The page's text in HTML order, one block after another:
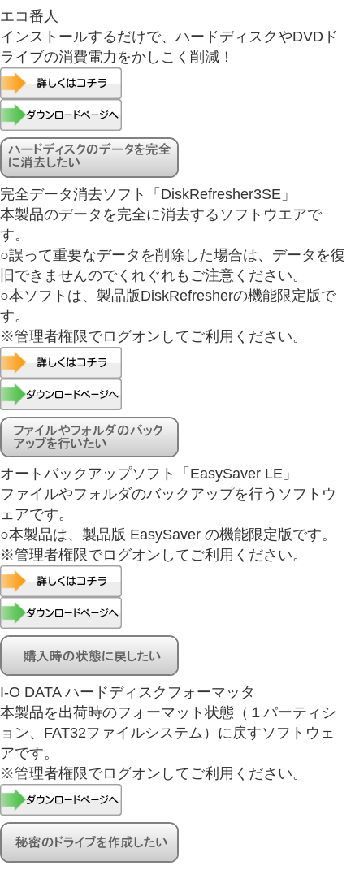
エコ番人
インストールするだけで、ハードディスクやDVDド
ライブの消費電力をかしこく削減！
完全データ消去ソフト「DiskRefresher3SE」
本製品のデータを完全に消去するソフトウエアで
す。
○誤って重要なデータを削除した場合は、データを復
旧できませんのでくれぐれもご注意ください。
○本ソフトは、製品版DiskRefresherの機能限定版で
す。
※管理者権限でログオンしてご利用ください。
オートバックアップソフト「EasySaver LE」
ファイルやフォルダのバックアップを行うソフトウ
ェアです。
○本製品は、製品版 EasySaver の機能限定版です。
※管理者権限でログオンしてご利用ください。
I-O DATA ハードディスクフォーマッタ
本製品を出荷時のフォーマット状態（１パーティシ
ョン、FAT32ファイルシステム）に戻すソフトウェ
アです。
※管理者権限でログオンしてご利用ください。